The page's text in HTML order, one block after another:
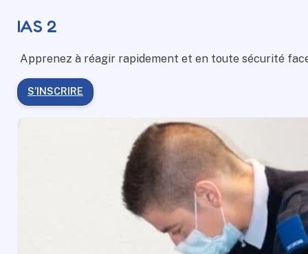
IAS 2
Apprenez à réagir rapidement et en toute sécurité
S’INSCRIRE